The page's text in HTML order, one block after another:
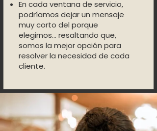
En cada ventana de servicio,
podríamos dejar un mensaje
muy corto del porque
elegirnos… resaltando que,
somos la mejor opción para
resolver la necesidad de cada
cliente.